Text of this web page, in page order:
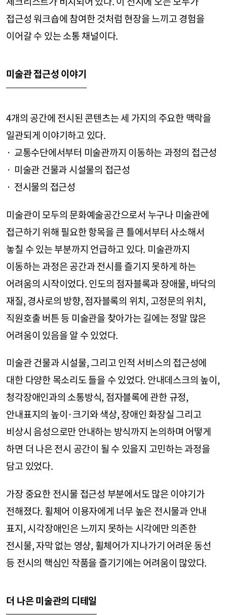
접근성 워크숍에 참여한 것처럼 현장을 느끼고 경험을
이어갈 수 있는 소통 채널이다.
미술관 접근성 이야기
4개의 공간에 전시된 콘텐츠는 세 가지의 주요한 맥락을
일관되게 이야기하고 있다.
교통수단에서부터 미술관까지 이동하는 과정의 접근성
미술관 건물과 시설물의 접근성
전시물의 접근성
미술관이 모두의 문화예술공간으로서 누구나 미술관에
접근하기 위해 필요한 항목을 큰 틀에서부터 사소해서
놓칠 수 있는 부분까지 언급하고 있다. 미술관까지
이동하는 과정은 공간과 전시를 즐기지 못하게 하는
어려움의 시작이었다. 인도의 점자블록과 장애물, 바닥의
재질, 경사로의 방향, 점자블록의 위치, 고정문의 위치,
직원호출 버튼 등 미술관을 찾아가는 길에는 정말 많은
어려움이 있음을 알 수 있었다.
미술관 건물과 시설물, 그리고 인적 서비스의 접근성에
대한 다양한 목소리도 들을 수 있었다. 안내데스크의 높이,
청각장애인과의 소통방식, 점자블록에 관한 규정,
안내표지의 높이·크기와 색상, 장애인 화장실 그리고
비상시 음성으로만 안내하는 방식까지 논의하며 어떻게
하면 더 나은 전시 공간이 될 수 있을지 고민하는 과정을
담고 있었다.
가장 중요한 전시물 접근성 부분에서도 많은 이야기가
전해졌다. 휠체어 이용자에게 너무 높은 전시물과 안내
표지, 시각장애인은 느끼지 못하는 시각에만 의존한
전시물, 자막 없는 영상, 휠체어가 지나가기 어려운 동선
등 전시의 핵심인 작품을 즐기기에는 어려움이 많았다.
더 나은 미술관의 디테일